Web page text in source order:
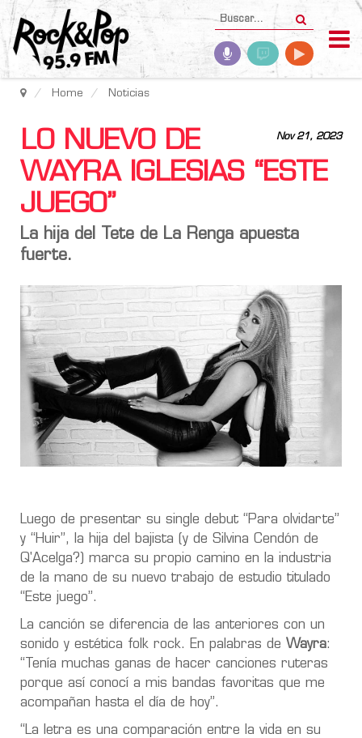
Home Noticias
Nov 21, 2023
LO NUEVO DE
WAYRA IGLESIAS “ESTE
JUEGO”
La hija del Tete de La Renga apuesta
fuerte.
Luego de presentar su single debut “Para olvidarte”
y “Huir”, la hija del bajista (y de Silvina Cendón de
Q'Acelga?) marca su propio camino en la industria
de la mano de su nuevo trabajo de estudio titulado
“Este juego”.
La canción se diferencia de las anteriores con un
sonido y estética folk rock. En palabras de Wayra:
“Tenía muchas ganas de hacer canciones ruteras
porque así conocí a mis bandas favoritas que me
acompañan hasta el día de hoy”.
“La letra es una comparación entre la vida en su